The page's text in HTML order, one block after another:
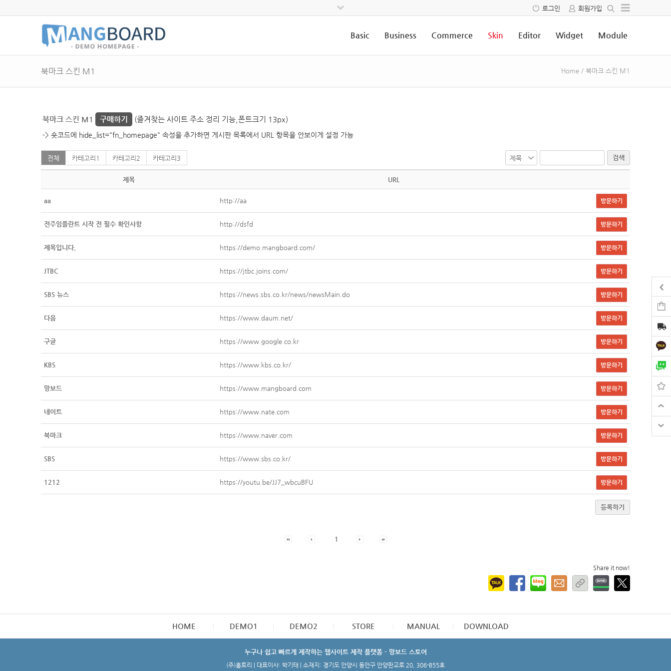
로그인 회원가입
Basic Business Commerce Skin Editor Widget Module
북마크 스킨 M1 Home / 북마크 스킨 M1
북마크 스킨 M1 구매하기 (즐겨찾는 사이트 주소 정리 기능,폰트크기 13px)
-> 숏코드에 hide_list="fn_homepage" 속성을 추가하면 게시판 목록에서 URL 항목을 안보이게 설정 가능
전체 카테고리1 카테고리2 카테고리3 검색
제목 URL
aa http://aa 방문하기
전주임플란트 시작 전 필수 확인사항 http://dsfd 방문하기
제목입니다. https://demo.mangboard.com/ 방문하기
JTBC https://jtbc.joins.com/ 방문하기
SBS 뉴스 https://news.sbs.co.kr/news/newsMain.do 방문하기
다음 https://www.daum.net/ 방문하기
구글 https://www.google.co.kr 방문하기
KBS https://www.kbs.co.kr/ 방문하기
망보드 https://www.mangboard.com 방문하기
네이트 https://www.nate.com 방문하기
북마크 https://www.naver.com 방문하기
SBS https://www.sbs.co.kr/ 방문하기
1212 https://youtu.be/JJ7_wbcuBFU 방문하기
등록하기
1
Share it now!
HOME DEMO1 DEMO2 STORE MANUAL DOWNLOAD
누구나 쉽고 빠르게 제작하는 웹사이트 제작 플랫폼 - 망보드 스토어
(주)홈토리 | 대표이사: 박기태 | 소재지: 경기도 안양시 동안구 안양판교로 20, 306-B55호